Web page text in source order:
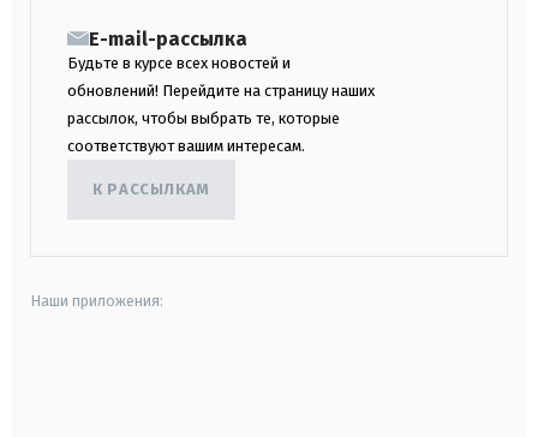
E-mail-рассылка
Будьте в курсе всех новостей и
обновлений! Перейдите на страницу наших
рассылок, чтобы выбрать те, которые
соответствуют вашим интересам.
К РАССЫЛКАМ
Наши приложения: